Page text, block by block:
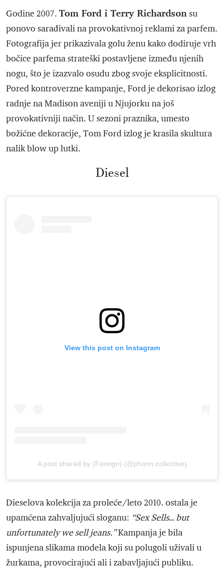
Godine 2007. Tom Ford i Terry Richardson su
ponovo sarađivali na provokativnoj reklami za parfem.
Fotografija jer prikazivala golu ženu kako dodiruje vrh
bočice parfema strateški postavljene između njenih
nogu, što je izazvalo osudu zbog svoje eksplicitnosti.
Pored kontroverzne kampanje, Ford je dekorisao izlog
radnje na Madison aveniji u Njujorku na još
provokativniji način. U sezoni praznika, umesto
božićne dekoracije, Tom Ford izlog je krasila skultura
nalik blow up lutki.
Diesel
View this post on Instagram
A post shared by (Foreign) (@phorin.collective)
Dieselova kolekcija za proleće/leto 2010. ostala je
upamćena zahvaljujući sloganu: “Sex Sells… but
unfortunately we sell jeans.”Kampanja je bila
ispunjena slikama modela koji su polugoli uživali u
žurkama, provocirajući ali i zabavljajući publiku.